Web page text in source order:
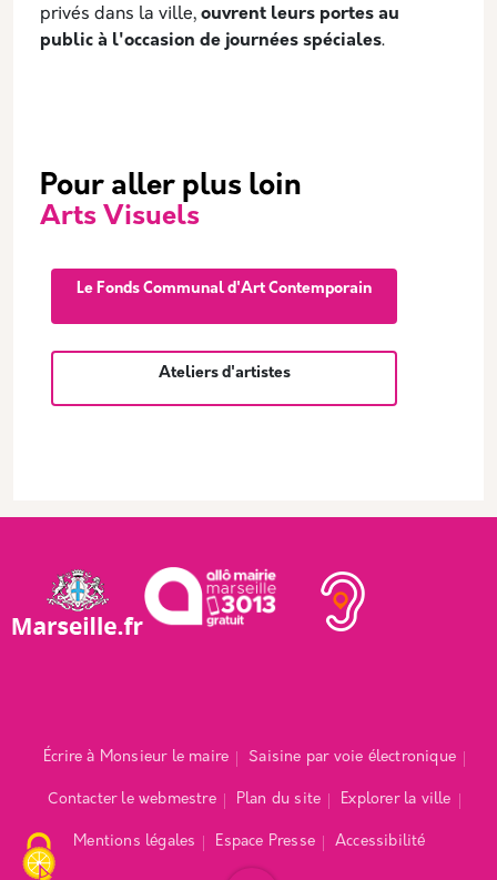
privés dans la ville, ouvrent leurs portes au
public à l'occasion de journées spéciales.
Pour aller plus loin
Arts Visuels
Le Fonds Communal d'Art Contemporain
Ateliers d'artistes
Écrire à Monsieur le maire Saisine par voie électronique
Contacter le webmestre Plan du site Explorer la ville
Mentions légales Espace Presse Accessibilité